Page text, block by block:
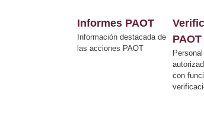
Informes PAOT
Información destacada de
las acciones PAOT
PAOT
con